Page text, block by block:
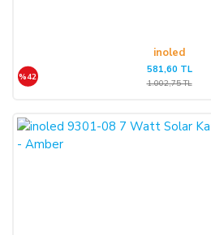
inoled
%42
581,60 TL
1.002,75 TL